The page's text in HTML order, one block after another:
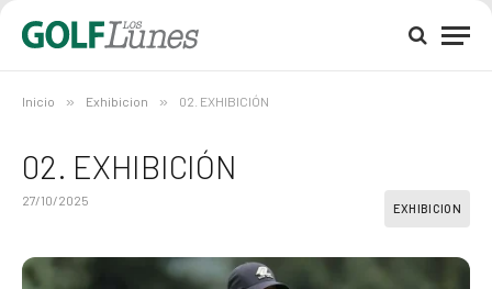
Inicio » Exhibicion » 02. EXHIBICIÓN
02. EXHIBICIÓN
27/10/2025
EXHIBICION